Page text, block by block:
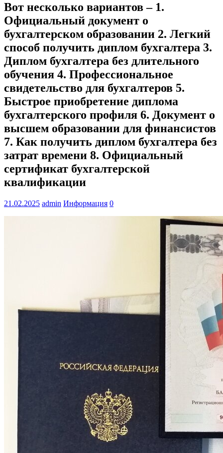
Вот несколько вариантов – 1.
Официальный документ о
бухгалтерском образовании 2. Легкий
способ получить диплом бухгалтера 3.
Диплом бухгалтера без длительного
обучения 4. Профессиональное
свидетельство для бухгалтеров 5.
Быстрое приобретение диплома
бухгалтерского профиля 6. Документ о
высшем образовании для финансистов
7. Как получить диплом бухгалтера без
затрат времени 8. Официальный
сертификат бухгалтерской
квалификации
21.02.2025 admin Информация 0